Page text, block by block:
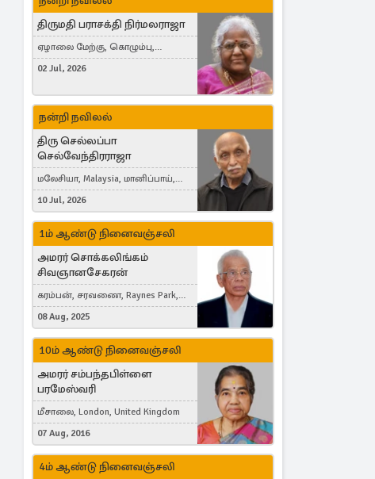
திருமதி பராசக்தி நிர்மலராஜா
ஏழாலை மேற்கு, கொழும்பு,
தங்காலை, London, United Kingdom
02 Jul, 2026
நன்றி நவிலல்
திரு செல்லப்பா
செல்வேந்திரராஜா
மலேசியா, Malaysia, மானிப்பாய்,
Duisburg, Germany, London, United
Kingdom
10 Jul, 2026
1ம் ஆண்டு நினைவஞ்சலி
அமரர் சொக்கலிங்கம்
சிவஞானசேகரன்
கரம்பன், சரவணை, Raynes Park,
London, United Kingdom
08 Aug, 2025
10ம் ஆண்டு நினைவஞ்சலி
அமரர் சம்பந்தபிள்ளை
பரமேஸ்வரி
மீசாலை, London, United Kingdom
07 Aug, 2016
4ம் ஆண்டு நினைவஞ்சலி